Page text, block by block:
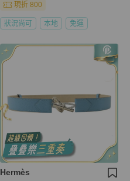
現折 800
狀況尚可 本地 免運
Hermès